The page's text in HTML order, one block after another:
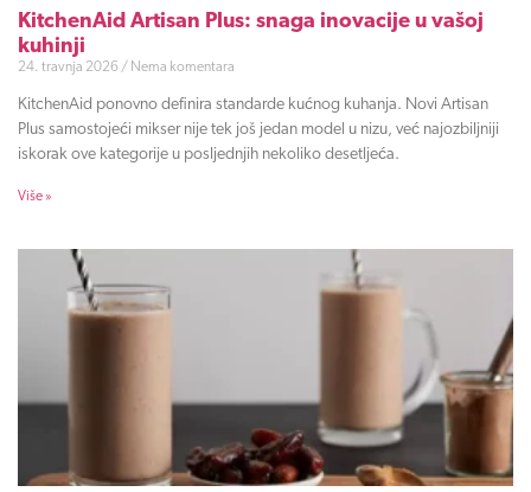
KitchenAid Artisan Plus: snaga inovacije u vašoj
kuhinji
24. travnja 2026 Nema komentara
KitchenAid ponovno definira standarde kućnog kuhanja. Novi Artisan
Plus samostojeći mikser nije tek još jedan model u nizu, već najozbiljniji
iskorak ove kategorije u posljednjih nekoliko desetljeća.
Više »